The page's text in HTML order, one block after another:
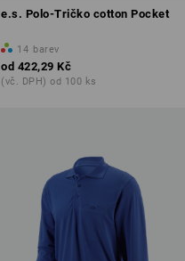
e.s. Polo-Tričko cotton Pocket
14 barev
od 422,29 Kč
(vč. DPH) od 100 ks